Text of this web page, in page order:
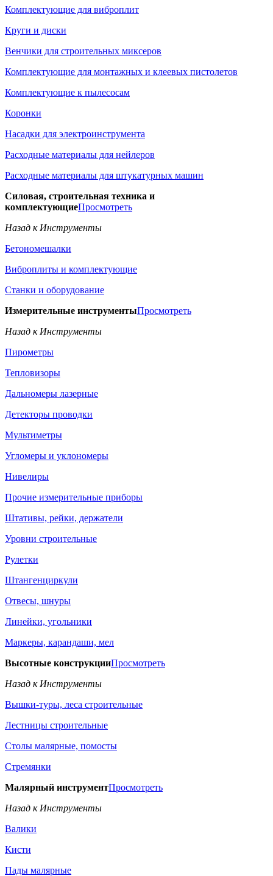
Комплектующие для виброплит
Круги и диски
Венчики для строительных миксеров
Комплектующие для монтажных и клеевых пистолетов
Комплектующие к пылесосам
Коронки
Насадки для электроинструмента
Расходные материалы для нейлеров
Расходные материалы для штукатурных машин
Силовая, строительная техника и
комплектующиеПросмотреть
Назад к Инструменты
Бетономешалки
Виброплиты и комплектующие
Станки и оборудование
Измерительные инструментыПросмотреть
Назад к Инструменты
Пирометры
Тепловизоры
Дальномеры лазерные
Детекторы проводки
Мультиметры
Угломеры и уклономеры
Нивелиры
Прочие измерительные приборы
Штативы, рейки, держатели
Уровни строительные
Рулетки
Штангенциркули
Отвесы, шнуры
Линейки, угольники
Маркеры, карандаши, мел
Высотные конструкцииПросмотреть
Назад к Инструменты
Вышки-туры, леса строительные
Лестницы строительные
Столы малярные, помосты
Стремянки
Малярный инструментПросмотреть
Назад к Инструменты
Валики
Кисти
Пады малярные